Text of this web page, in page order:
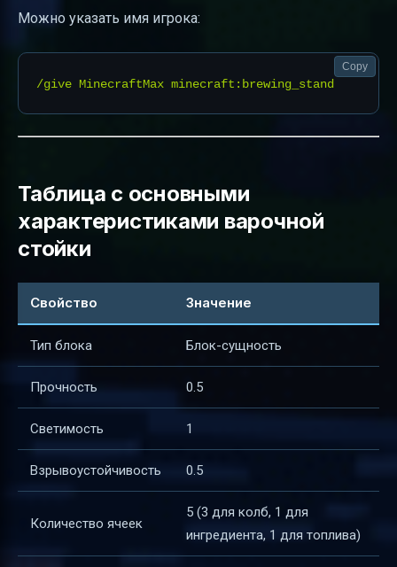
Можно указать имя игрока:
Copy
Таблица с основными
характеристиками варочной
стойки
Свойство Значение
Тип блока Блок-сущность
Прочность 0.5
Светимость 1
Взрывоустойчивость 0.5
Количество ячеек
5 (3 для колб, 1 для
ингредиента, 1 для топлива)